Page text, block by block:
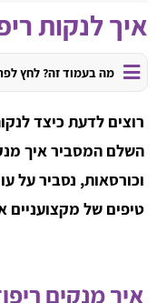
איך לנקות
מה בעמוד זה? לחץ
רוצים לדעת כיצד
השלם המסביר איך
וכורסאות, נסביר על
טיפים של מקצועניים
איך מנקים